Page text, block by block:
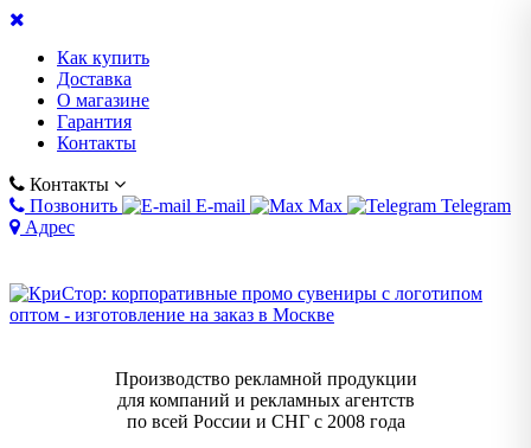
Как купить
Доставка
О магазине
Гарантия
Контакты
Контакты
Позвонить
E-mail Max
Telegram
Адрес
Производство рекламной продукции
для компаний и рекламных агентств
по всей России и СНГ с 2008 года